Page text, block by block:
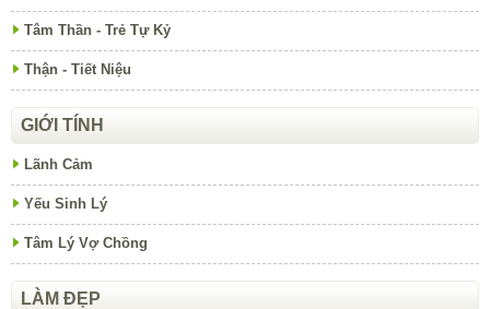
Tâm Thần - Trẻ Tự Kỷ
Thận - Tiết Niệu
GIỚI TÍNH
Lãnh Cảm
Yếu Sinh Lý
Tâm Lý Vợ Chồng
LÀM ĐẸP